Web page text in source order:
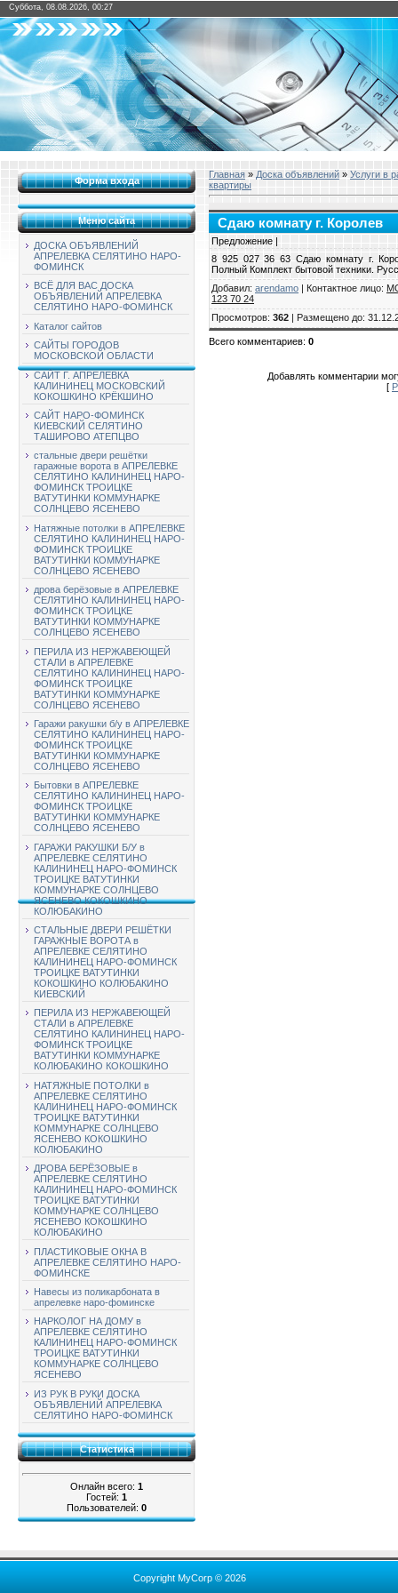
Суббота, 08.08.2026, 00:27
Форма входа
Меню сайта
ДОСКА ОБЪЯВЛЕНИЙ
АПРЕЛЕВКА СЕЛЯТИНО НАРО-
ФОМИНСК
ВСЁ ДЛЯ ВАС ДОСКА
ОБЪЯВЛЕНИЙ АПРЕЛЕВКА
СЕЛЯТИНО НАРО-ФОМИНСК
Каталог сайтов
САЙТЫ ГОРОДОВ
МОСКОВСКОЙ ОБЛАСТИ
САЙТ Г. АПРЕЛЕВКА
КАЛИНИНЕЦ МОСКОВСКИЙ
КОКОШКИНО КРЁКШИНО
САЙТ НАРО-ФОМИНСК
КИЕВСКИЙ СЕЛЯТИНО
ТАШИРОВО АТЕПЦВО
стальные двери решётки
гаражные ворота в АПРЕЛЕВКЕ
СЕЛЯТИНО КАЛИНИНЕЦ НАРО-
ФОМИНСК ТРОИЦКЕ
ВАТУТИНКИ КОММУНАРКЕ
СОЛНЦЕВО ЯСЕНЕВО
Натяжные потолки в АПРЕЛЕВКЕ
СЕЛЯТИНО КАЛИНИНЕЦ НАРО-
ФОМИНСК ТРОИЦКЕ
ВАТУТИНКИ КОММУНАРКЕ
СОЛНЦЕВО ЯСЕНЕВО
дрова берёзовые в АПРЕЛЕВКЕ
СЕЛЯТИНО КАЛИНИНЕЦ НАРО-
ФОМИНСК ТРОИЦКЕ
ВАТУТИНКИ КОММУНАРКЕ
СОЛНЦЕВО ЯСЕНЕВО
ПЕРИЛА ИЗ НЕРЖАВЕЮЩЕЙ
СТАЛИ в АПРЕЛЕВКЕ
СЕЛЯТИНО КАЛИНИНЕЦ НАРО-
ФОМИНСК ТРОИЦКЕ
ВАТУТИНКИ КОММУНАРКЕ
СОЛНЦЕВО ЯСЕНЕВО
Гаражи ракушки б/у в АПРЕЛЕВКЕ
СЕЛЯТИНО КАЛИНИНЕЦ НАРО-
ФОМИНСК ТРОИЦКЕ
ВАТУТИНКИ КОММУНАРКЕ
СОЛНЦЕВО ЯСЕНЕВО
Бытовки в АПРЕЛЕВКЕ
СЕЛЯТИНО КАЛИНИНЕЦ НАРО-
ФОМИНСК ТРОИЦКЕ
ВАТУТИНКИ КОММУНАРКЕ
СОЛНЦЕВО ЯСЕНЕВО
ГАРАЖИ РАКУШКИ Б/У в
АПРЕЛЕВКЕ СЕЛЯТИНО
КАЛИНИНЕЦ НАРО-ФОМИНСК
ТРОИЦКЕ ВАТУТИНКИ
КОММУНАРКЕ СОЛНЦЕВО
ЯСЕНЕВО КОКОШКИНО
КОЛЮБАКИНО
СТАЛЬНЫЕ ДВЕРИ РЕШЁТКИ
ГАРАЖНЫЕ ВОРОТА в
АПРЕЛЕВКЕ СЕЛЯТИНО
КАЛИНИНЕЦ НАРО-ФОМИНСК
ТРОИЦКЕ ВАТУТИНКИ
КОКОШКИНО КОЛЮБАКИНО
КИЕВСКИЙ
ПЕРИЛА ИЗ НЕРЖАВЕЮЩЕЙ
СТАЛИ в АПРЕЛЕВКЕ
СЕЛЯТИНО КАЛИНИНЕЦ НАРО-
ФОМИНСК ТРОИЦКЕ
ВАТУТИНКИ КОММУНАРКЕ
КОЛЮБАКИНО КОКОШКИНО
НАТЯЖНЫЕ ПОТОЛКИ в
АПРЕЛЕВКЕ СЕЛЯТИНО
КАЛИНИНЕЦ НАРО-ФОМИНСК
ТРОИЦКЕ ВАТУТИНКИ
КОММУНАРКЕ СОЛНЦЕВО
ЯСЕНЕВО КОКОШКИНО
КОЛЮБАКИНО
ДРОВА БЕРЁЗОВЫЕ в
АПРЕЛЕВКЕ СЕЛЯТИНО
КАЛИНИНЕЦ НАРО-ФОМИНСК
ТРОИЦКЕ ВАТУТИНКИ
КОММУНАРКЕ СОЛНЦЕВО
ЯСЕНЕВО КОКОШКИНО
КОЛЮБАКИНО
ПЛАСТИКОВЫЕ ОКНА В
АПРЕЛЕВКЕ СЕЛЯТИНО НАРО-
ФОМИНСКЕ
Навесы из поликарбоната в
апрелевке наро-фоминске
НАРКОЛОГ НА ДОМУ в
АПРЕЛЕВКЕ СЕЛЯТИНО
КАЛИНИНЕЦ НАРО-ФОМИНСК
ТРОИЦКЕ ВАТУТИНКИ
КОММУНАРКЕ СОЛНЦЕВО
ЯСЕНЕВО
ИЗ РУК В РУКИ ДОСКА
ОБЪЯВЛЕНИЙ АПРЕЛЕВКА
СЕЛЯТИНО НАРО-ФОМИНСК
Статистика
Онлайн всего: 1
Гостей: 1
Пользователей: 0
Главная » Доска объявлений » Услуги в
квартиры
Сдаю комнату г. Королев
Предложение |
8 925 027 36 63 Сдаю комнату г.
Полный Комплект бытовой техники.
Добавил: arendamo | Контактное лицо:
123 70 24
Просмотров: 362 | Размещено до:
Всего комментариев: 0
Добавлять комментарии
[
Copyright MyCorp © 2026